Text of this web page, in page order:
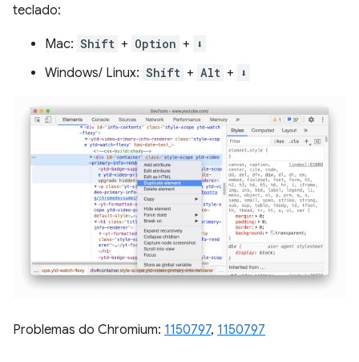
teclado:
Mac: Shift + Option + ⬇️
Windows/ Linux: Shift + Alt + ⬇️
Problemas do Chromium: 1150797, 1150797